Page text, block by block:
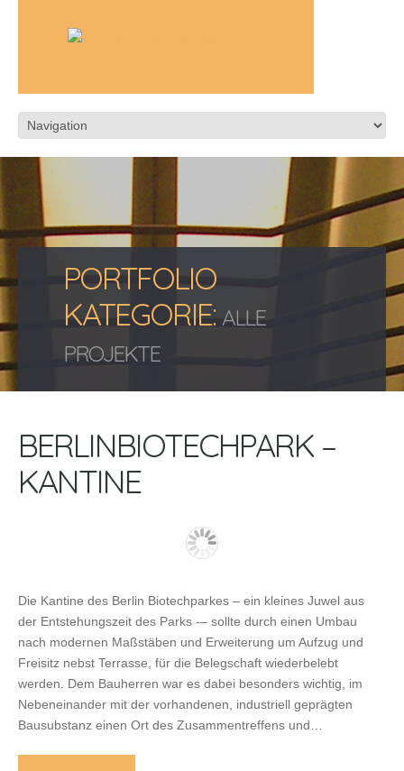
PORTFOLIO
KATEGORIE: ALLE
PROJEKTE
BERLINBIOTECHPARK –
KANTINE
Die Kantine des Berlin Biotechparkes – ein kleines Juwel aus
der Entstehungszeit des Parks -– sollte durch einen Umbau
nach modernen Maßstäben und Erweiterung um Aufzug und
Freisitz nebst Terrasse, für die Belegschaft wiederbelebt
werden. Dem Bauherren war es dabei besonders wichtig, im
Nebeneinander mit der vorhandenen, industriell geprägten
Bausubstanz einen Ort des Zusammentreffens und…